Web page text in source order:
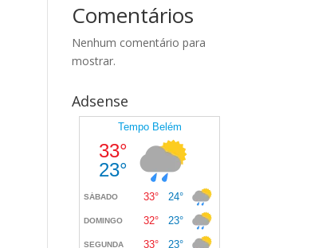
Comentários
Nenhum comentário para
mostrar.
Adsense